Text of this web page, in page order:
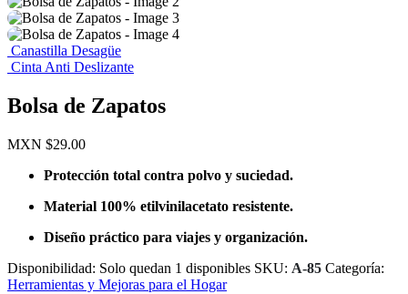
Canastilla Desagüe
Cinta Anti Deslizante
Bolsa de Zapatos
MXN $29.00
Protección total contra polvo y suciedad.
Material 100% etilvinilacetato resistente.
Diseño práctico para viajes y organización.
Disponibilidad: Solo quedan 1 disponibles SKU: A-85 Categoría:
Herramientas y Mejoras para el Hogar